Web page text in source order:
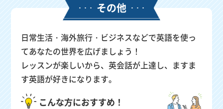
その他
日常生活・海外旅行・ビジネスなどで英語を使っ
てあなたの世界を広げましょう！
レッスンが楽しいから、英会話が上達し、ますま
す英語が好きになります。
こんな方におすすめ！